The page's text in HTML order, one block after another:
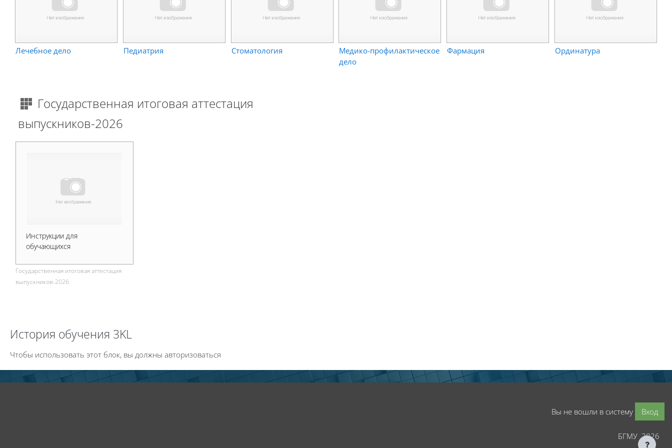
Лечебное дело Педиатрия Стоматология
Медико-профилактическое
дело
Фармация Ординатура
Государственная итоговая аттестация
выпускников-2026
Инструкции для
обучающихся
Государственная итоговая аттестация
выпускников-2026
История обучения 3KL
Чтобы использовать этот блок, вы должны авторизоваться
Вы не вошли в систему Вход
БГМУ 2026